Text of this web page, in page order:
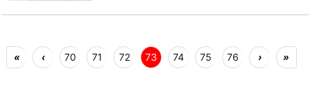
« ‹ 70 71 72 73 74 75 76 › »